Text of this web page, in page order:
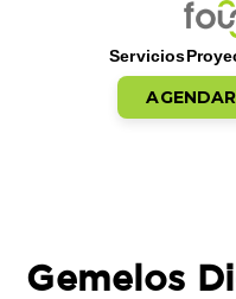
Servicios
Gemelos